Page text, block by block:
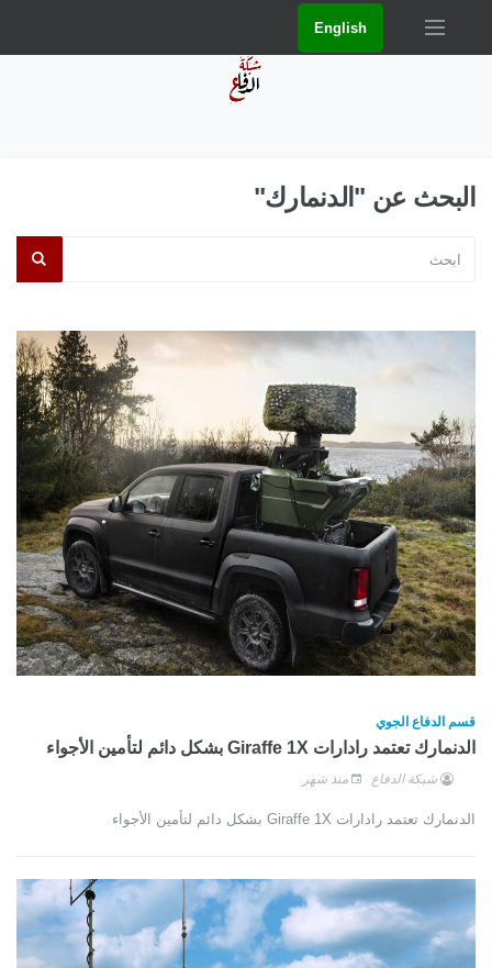
English
البحث عن "الدنمارك"
قسم الدفاع الجوي
الدنمارك تعتمد رادارات Giraffe 1X بشكل دائم لتأمين الأجواء
شبكة الدفاع منذ شهر
الدنمارك تعتمد رادارات Giraffe 1X بشكل دائم لتأمين الأجواء